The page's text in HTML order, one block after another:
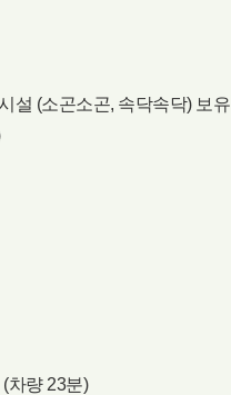
설 (소곤소곤, 속닥속닥) 보유
차량 23분)